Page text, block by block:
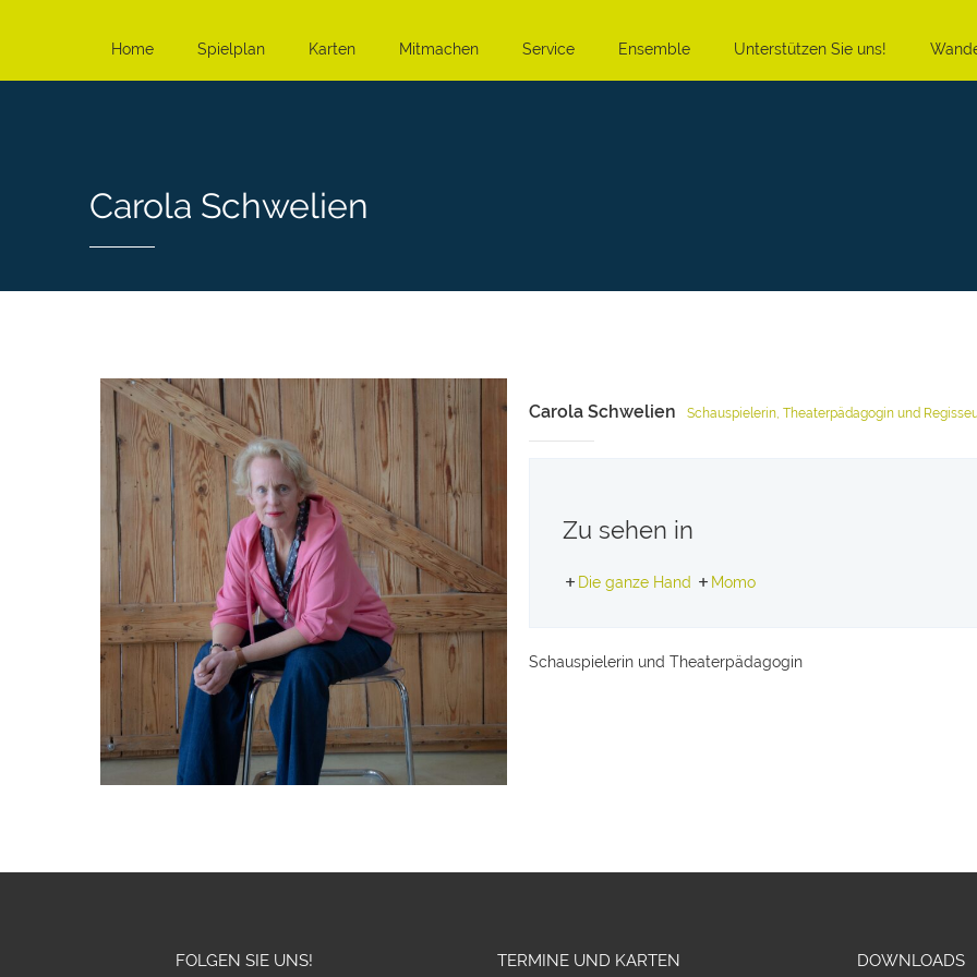
Home Spielplan Karten Mitmachen Service Ensemble Unterstützen Sie uns!
Carola Schwelien
Carola Schwelien Schauspielerin, Theaterpädagogin und
Zu sehen in
Die ganze Hand Momo
Schauspielerin und Theaterpädagogin
FOLGEN SIE UNS! TERMINE UND KARTEN DOWNLOADS